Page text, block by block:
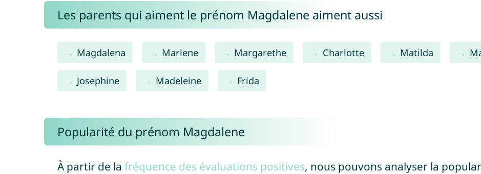
Les parents qui aiment le prénom Magdalene aiment aussi
Magdalena Marlene Margarethe Charlotte Matilda
Josephine Madeleine Frida
Popularité du prénom Magdalene
À partir de la fréquence des évaluations positives, nous pouvons analyser la